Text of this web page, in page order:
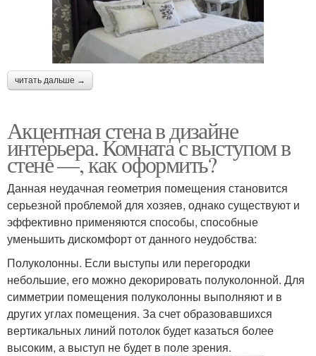
читать дальше →
Акцентная стена в дизайне
интерьера. Комната с выступом в
стене —, как оформить?
Данная неудачная геометрия помещения становится
серьезной проблемой для хозяев, однако существуют и
эффективно применяются способы, способные
уменьшить дискомфорт от данного неудобства:
Полуколонны. Если выступы или перегородки
небольшие, его можно декорировать полуколонной. Для
симметрии помещения полуколонны выполняют и в
других углах помещения. За счет образовавшихся
вертикальных линий потолок будет казаться более
высоким, а выступ не будет в поле зрения.